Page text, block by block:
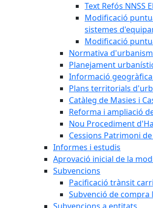
Text Refós NNSS
Modificació
sistemes
Modificació
Normativa
Planejament
Informació
Plans territorials
Catàleg de Masies i
Reforma i ampliació
Nou Procediment
Cessions Patrimoni
Informes i estudis
Aprovació inicial de la
Subvencions
Pacificació trànsit
Subvenció de